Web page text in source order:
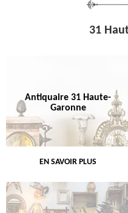
31
Antiquaire 31 Haute-
Garonne
EN SAVOIR PLUS